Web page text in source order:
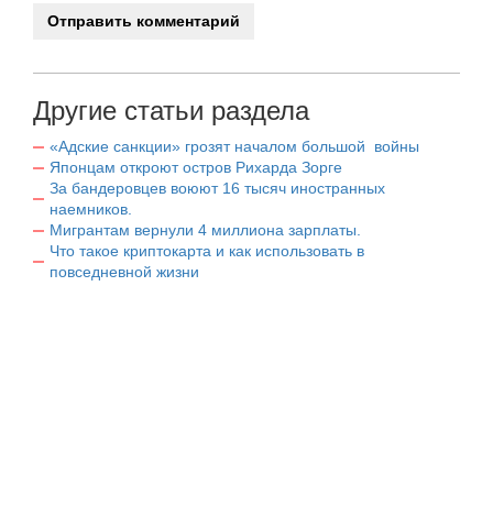
Другие статьи раздела
«Адские санкции» грозят началом большой войны
Японцам откроют остров Рихарда Зорге
За бандеровцев воюют 16 тысяч иностранных
наемников.
Мигрантам вернули 4 миллиона зарплаты.
Что такое криптокарта и как использовать в
повседневной жизни